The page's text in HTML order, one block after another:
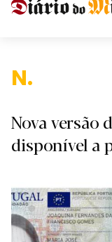
Nacio
Nova versão
disponível a